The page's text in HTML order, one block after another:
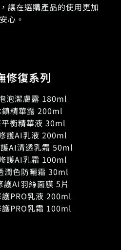
讓在選購產品的使用更加
安心。
修復系列
泡潔膚露 180ml
精華露 200ml
衡精華液 30ml
護AI乳液 200ml
AI清透乳霜 50ml
護AI乳霜 100ml
潤色防曬霜 30ml
護AI羽絲面膜 5片
PRO乳液 200ml
PRO乳霜 100ml